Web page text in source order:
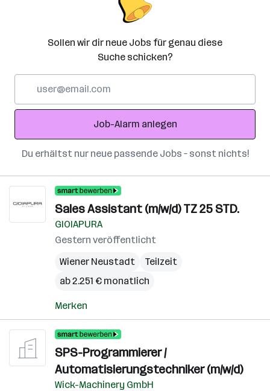
Sollen wir dir neue Jobs für genau diese
Suche schicken?
Adresse
Job-Alarm anlegen
Du erhältst nur neue passende Jobs – sonst nichts!
Sales Assistant (m/w/d) TZ 25 STD.
GIOIAPURA
Gestern veröffentlicht
Wiener Neustadt
Teilzeit
ab 2.251 € monatlich
Merken
SPS-Programmierer /
Automatisierungstechniker (m/w/d)
Wick-Machinery GmbH